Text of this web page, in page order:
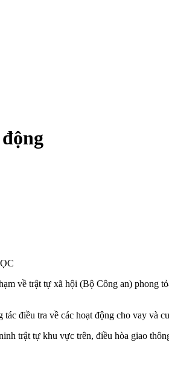
về trật tự xã hội (Bộ Công an) phong
điều tra về các hoạt động cho vay và
trật tự khu vực trên, điều hòa giao